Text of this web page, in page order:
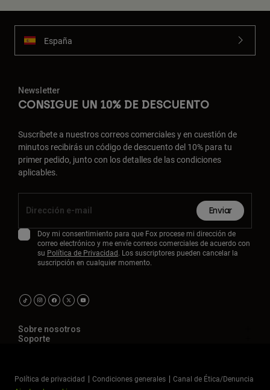
España
Newsletter
CONSIGUE UN 10% DE DESCUENTO
Suscríbete a nuestros correos comerciales y en cuestión de
minutos recibirás un código de descuento del 10% para tu
primer pedido, junto con los detalles de las condiciones
aplicables.
Enviar
Doy mi consentimiento para que Fox procese mi dirección de
correo electrónico y me envíe correos comerciales de acuerdo con
su Política de Privacidad. Los suscriptores pueden cancelar la
suscripción en cualquier momento.
Sobre nosotros
Soporte
Política de privacidad Condiciones generales
Canal de Ética/Denuncia